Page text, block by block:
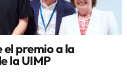
premio a la
la UIMP